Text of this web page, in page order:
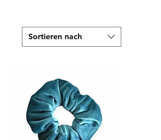
Sortieren nach